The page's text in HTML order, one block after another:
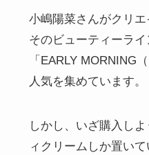
小嶋陽菜さんがクリ
そのビューティーラ
「EARLY MORNING
人気を集めています。
しかし、いざ購入し
ィクリームしか置い